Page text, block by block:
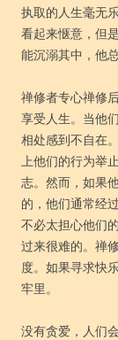
执取的人生毫无
看起来惬意，但
能沉溺其中，他
禅修者专心禅修
享受人生。当他
相处感到不自在
上他们的行为举
志。然而，如果
的，他们通常经
不必太担心他们
过来很难的。禅
度。如果寻求快
牢里。
没有贪爱，人们